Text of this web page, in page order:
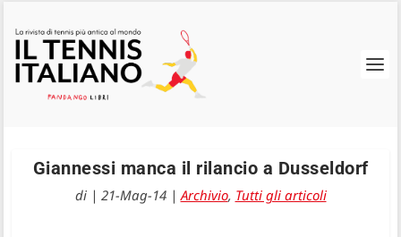
Giannessi manca il rilancio a Dusseldorf
di | 21-Mag-14|Archivio, Tutti gli articoli